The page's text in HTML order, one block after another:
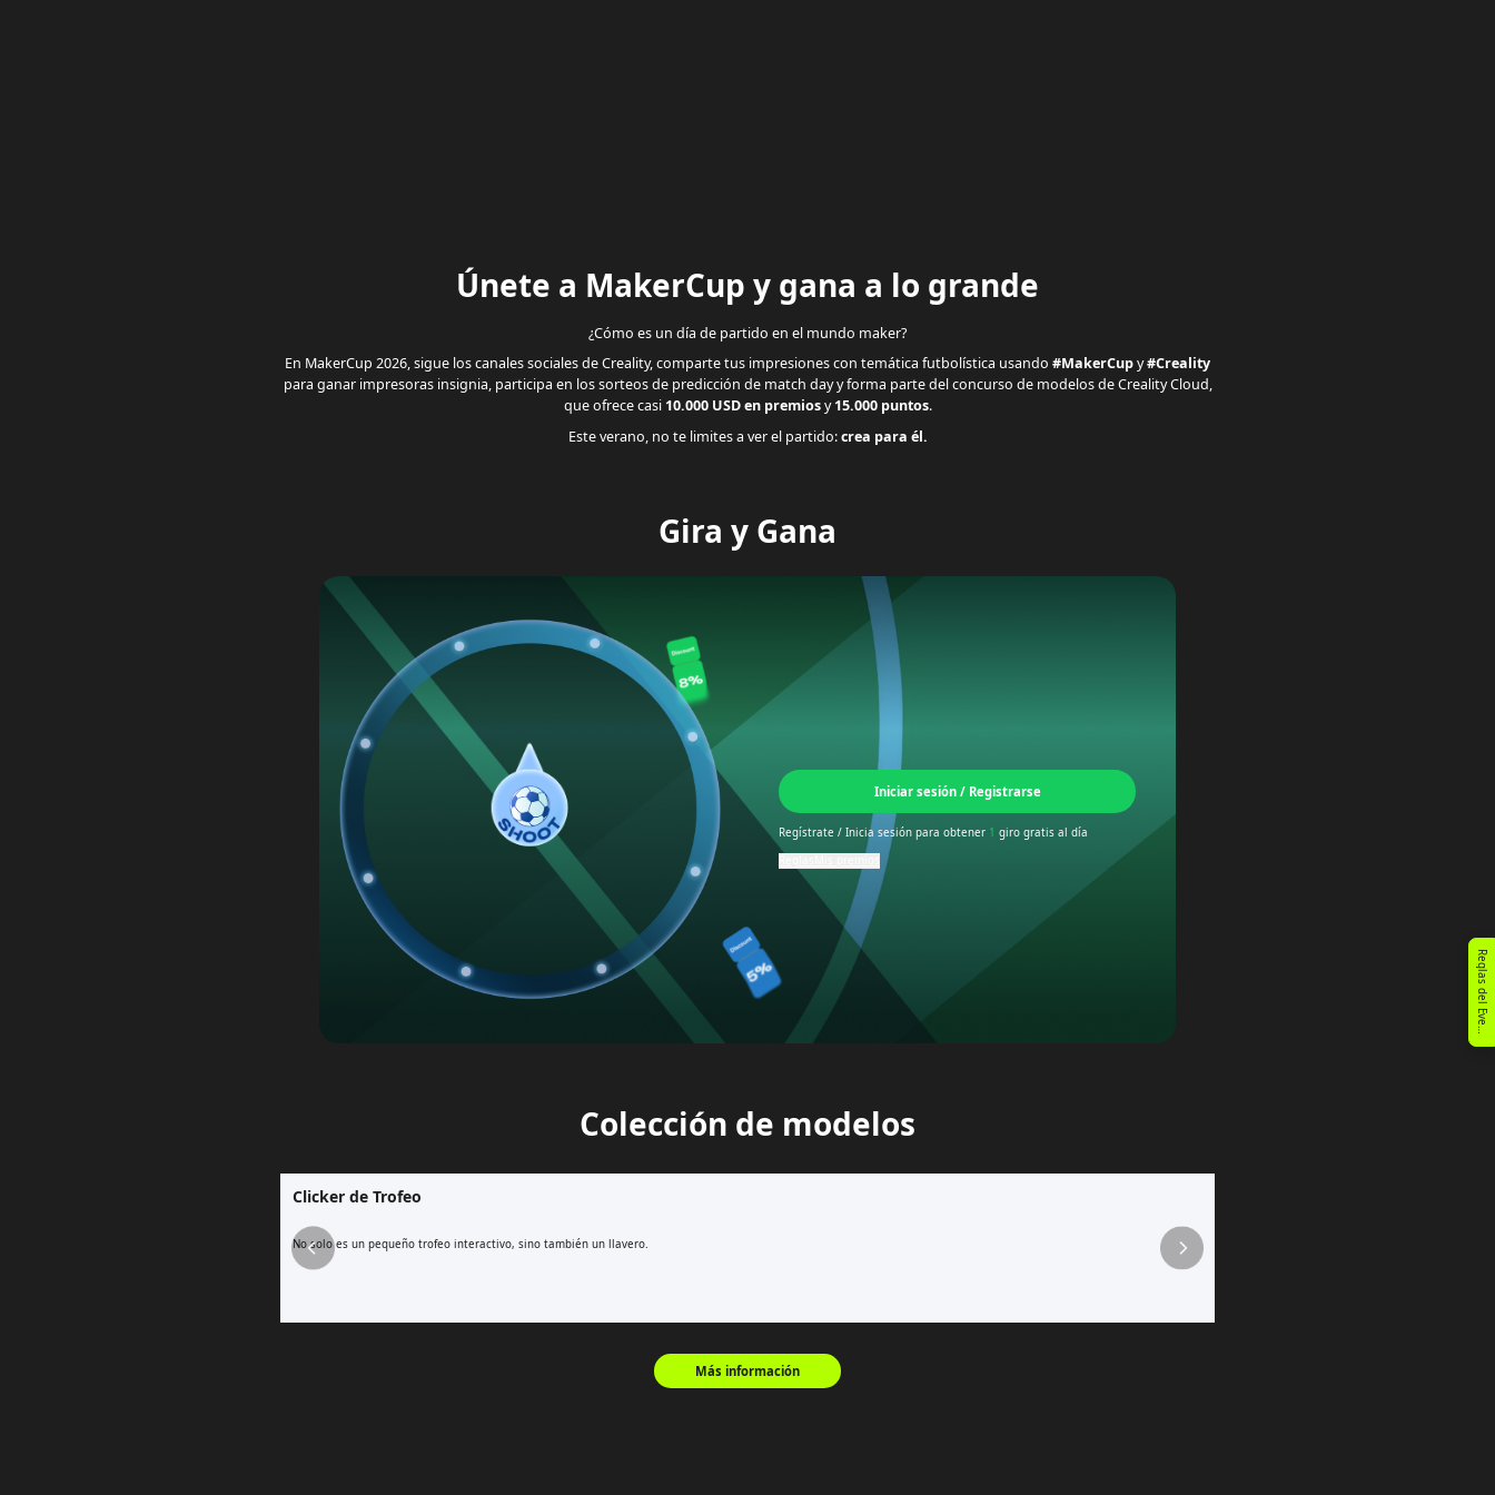
Únete a MakerCup y gana a lo grande
¿Cómo es un día de partido en el mundo maker?
En MakerCup 2026, sigue los canales sociales de Creality, comparte tus impresiones con temática futbolística usando #MakerCupy#Creality
para ganar impresoras insignia, participa en los sorteos de predicción de match day y forma parte del concurso de modelos de Creality Cloud,
que ofrece casi 10.000 USD en premiosy15.000 puntos.
Este verano, no te limites a ver el partido:crea para él.
Gira y Gana
Iniciar sesión / Registrarse
Regístrate / Inicia sesión para obtener 1 giro gratis al día
Reglas del Evento
Colección de modelos
Clicker de Trofeo
No solo es un pequeño trofeo interactivo, sino también un llavero.
Más información